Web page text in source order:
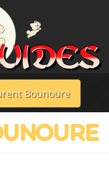
Bounoure